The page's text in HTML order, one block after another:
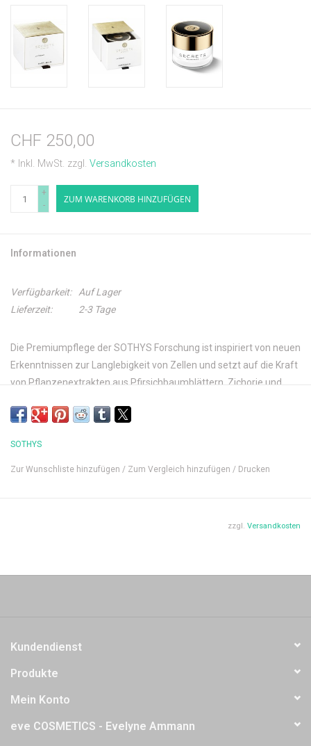
CHF 250,00
* Inkl. MwSt. zzgl. Versandkosten
+
-
ZUM WARENKORB HINZUFÜGEN
Informationen
Verfügbarkeit:
Auf Lager
Lieferzeit:
2-3 Tage
Die Premiumpflege der SOTHYS Forschung ist inspiriert von neuen
Erkenntnissen zur Langlebigkeit von Zellen und setzt auf die Kraft
von Pflanzenextrakten aus Pfirsichbaumblättern, Zichorie und
Texturen mit Sofort-Effekt – ein Genuss für Ihre Haut!
Auβergewöhnliche Pflege gegen die sichtbaren Zeichen der
SOTHYS
Zur Wunschliste hinzufügen / Zum Vergleich hinzufügen / Drucken
zzgl. Versandkosten
Kundendienst
Produkte
Mein Konto
eve COSMETICS - Evelyne Ammann